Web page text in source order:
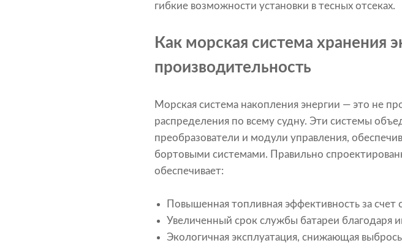
гибкие возможности установки в тесных отсеках.
Как морская система хранения
производительность
Морская система накопления энергии — это не
распределения по всему судну. Эти системы
преобразователи и модули управления,
бортовыми системами. Правильно
обеспечивает:
Повышенная топливная эффективность за счет
Увеличенный срок службы батареи благодаря
Экологичная эксплуатация, снижающая выбросы